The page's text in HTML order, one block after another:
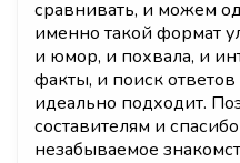
сравнивать, и можем
именно такой формат
и юмор, и похвала, и
факты, и поиск
идеально подходит.
составителям и
незабываемое